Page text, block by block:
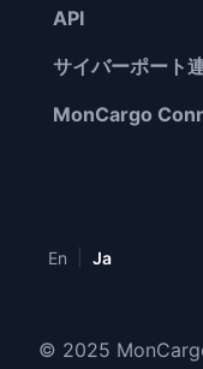
API
サイバーポート
MonCargo
En Ja
© 2025